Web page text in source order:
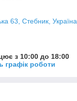
63, Стебник, Україна
з 10:00 до 18:00
графік роботи